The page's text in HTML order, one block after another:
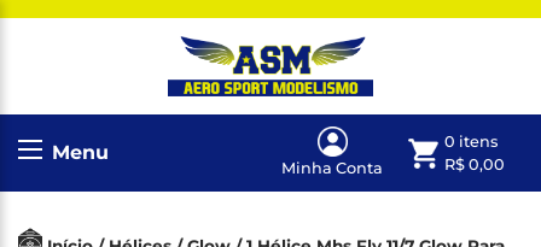
Menu
Minha Conta
0 itens
R$ 0,00